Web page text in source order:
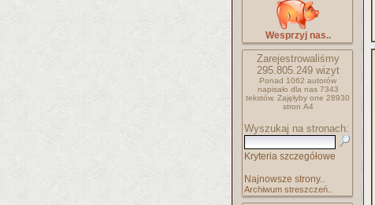
Wesprzyj nas..
Zarejestrowaliśmy
295.805.249wizyt
Ponad 1062 autorów
napisało dla nas 7343
tekstów. Zajęłyby one 28930
stron A4
Wyszukaj na stronach:
Kryteria szczegółowe
Najnowsze strony..
Archiwum streszczeń..